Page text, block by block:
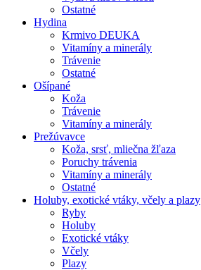
Ostatné
Hydina
Krmivo DEUKA
Vitamíny a minerály
Trávenie
Ostatné
Ošípané
Koža
Trávenie
Vitamíny a minerály
Prežúvavce
Koža, srsť, mliečna žľaza
Poruchy trávenia
Vitamíny a minerály
Ostatné
Holuby, exotické vtáky, včely a plazy
Ryby
Holuby
Exotické vtáky
Včely
Plazy